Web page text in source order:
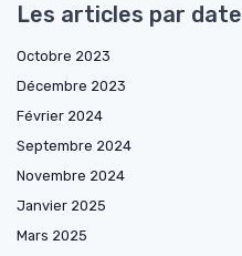
Les articles par date
Octobre 2023
Décembre 2023
Février 2024
Septembre 2024
Novembre 2024
Janvier 2025
Mars 2025